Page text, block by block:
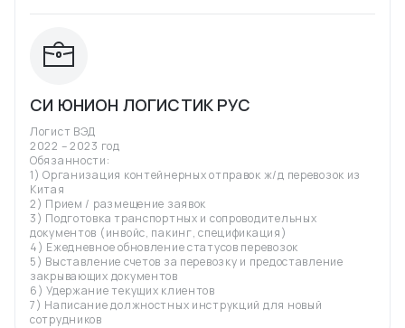
СИ ЮНИОН ЛОГИСТИК РУС
Логист ВЭД
2022 – 2023 год
Обязанности:
1) Организация контейнерных отправок ж/д перевозок из
Китая
2) Прием / размещение заявок
3) Подготовка транспортных и сопроводительных
документов (инвойс, пакинг, спецификация)
4) Ежедневное обновление статусов перевозок
5) Выставление счетов за перевозку и предоставление
закрывающих документов
6) Удержание текущих клиентов
7) Написание должностных инструкций для новый
сотрудников